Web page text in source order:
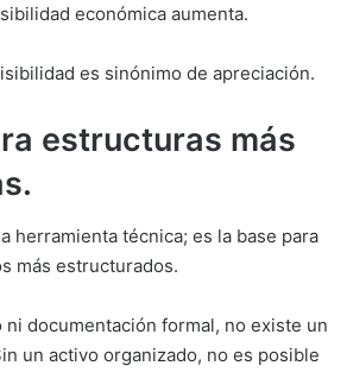
económica aumenta.
es sinónimo de apreciación.
estructuras más
herramienta técnica; es la base para
más estructurados.
documentación formal, no existe un
un activo organizado, no es posible